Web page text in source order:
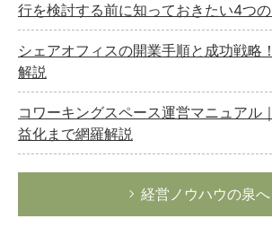
行を検討する前に知っておきたい4つ
シェアオフィスの開業手順と成功戦略
解説
コワーキングスペース運営マニュアル
益化まで網羅解説
経営ノウハウの泉へ